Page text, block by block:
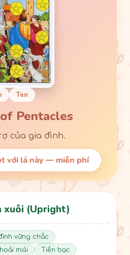
Ten
Pentacles
của gia đình.
với lá này — miễn phí
xuôi (Upright)
vững chắc
mái
Tiền bạc